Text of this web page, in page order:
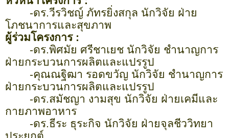
-ดร.วีรวิชญ์ ภัทรยิ่งสกุล นักวิจัย ฝ่าย
โภชนาการและสุขภาพ
ผู้ร่วมโครงการ :
-ดร.พิศมัย ศรีชาเยช นักวิจัย ชำนาญการ
ฝ่ายกระบวนการผลิตและแปรรูป
-คุณณฐิฒา รอดขวัญ นักวิจัย ชำนาญการ
ฝ่ายกระบวนการผลิตและแปรรูป
-ดร.สมัชญา งามสุข นักวิจัย ฝ่ายเคมีและ
กายภาพอาหาร
-ดร.ธีระ ธุระกิจ นักวิจัย ฝ่ายจุลชีววิทยา